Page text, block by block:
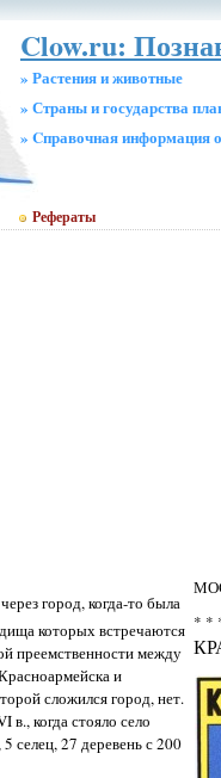
Clow.ru:
» Растения и животные
» Страны и государства
» Cправочная информация
Рефераты
город, когда-то была
которых встречаются
преемственности между
и
сложился город, нет.
когда стояло село
селец, 27 деревень с 200
* *